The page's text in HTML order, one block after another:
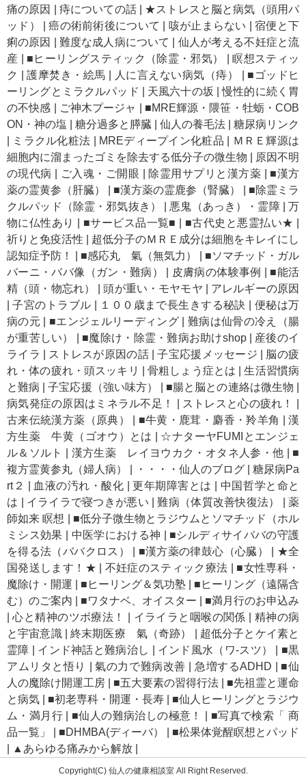
痛の原因
痔についての話| ★ストレスと脳と病気（頭用パ
ッド）
|癌の術前術後について 咳が止まらない |宿便と下
痢の原因
難度な成人病について
仙人が考える不妊症と流
産
■ヒーリングスティック（除霊・邪気） |瞑想スティッ
ク
|護摩焚き・絵馬 人に言えない病気（痔）
■ゴッドヒ
ーリングとミラクルパッド
天風六十の坂 |慢性的に続く胃
の不快感
ご神木プージャ
■MRE輝源・隈笹・牡蛎・COB
ON・神の塩
糖分過多と膵臓 仙人の養毛法
糖尿病リンク
ミラクル化粧法 MREディープイン化粧品
ＭＲＥ輝源は
細胞内に溜まったゴミを除去する低分子の微生物
原因不明
の現代病
ご入魂・ご開眼 除霊用サプリと漢方薬
■漢方
薬の霊黄参（肝臓）
■漢方薬の霊鹿参（腎臓）
■除霊ミラ
クルパッド（除霊・邪気抜き）
悪鬼（あっき）・霊障|万
物に仏性あり
■サービス品一覧■ ■古代史と悪霊払い★
祈りと免疫活性
超低分子のＭＲＥ成分は細胞をキレイにし
認知症予防！
■感応丸 氣（無気力）
■ソマチッド・ガル
バーニ・ババ像（ガン・難病）
皮膚病の体験事例
■能活
精（頭・物忘れ）
|頭が重い・モヤモヤ
アレルギーの原因
|子宮のトラブル １００歳まで長生きする秘訣
便秘は万
病の元
■エンジェルリーディング
難病は仙骨の冷え（腸
が重苦しい）
■魔除け・除霊・難病お助けshop| 産後のイ
ライラ
ストレスが原因の話|子宝応援メッセージ
脳の疲
れ・体の疲れ・頭スッキリ
|骨粗しょう症とは |生活習慣病
と難病 |子宝応援（強い味方） ■腸と脳との連絡は微生物
病気発症の原因はミネラル不足！
ストレスと心の疲れ！
古来伝統漢方薬（原典）
■牛黄・鹿茸・麝香・羚羊角 |漢
方生薬 牛黄（ゴオウ）とは
☆ナターヤFUMIとエンジェ
ル＆ソルト
漢方生薬 レイヨウカク・オタネ人参・他
■
複方霊黄参丸（婦人病）
・・・・仙人のブログ
糖尿病Pa
rt２
血液の汚れ・酸化 |更年期障害とは
中国哲学と命と
は
イライラで寝つきが悪い |難病（体質改善快復法） |薬
師如来 瞑想
■低分子微生物とラジウムとソマチッド（ホル
ミシス効果
中医学における神
■シルディサイババの守護
を得る法（ババクロス）
■漢方薬の律鼓心（心臓）
★全
国発送します！★
不妊症のスティック療法
■女性専科・
魔除け・開運
■ヒーリング＆気功塾
■ヒーリング（遠隔含
む）のご案内
■ワタナベ、オイスター
■満月行のお申込み
|心と精神のツボ療法！ イライラと咽喉の関係
精神の病
と宇宙意識|終末期医療 氣（奇跡）
超低分子とケイ素と
霊障
インド神話と難病治し インド風水（ワ-スツ）
■黒
アムリタと悟り
|氣の力で難病改善 急増するADHD
■仙
人の魔除け開運工房
■五大要素の習得行法
■先祖霊と運命
と病気
■初老専科・開運・長寿
■仙人ヒーリングとラジウ
ム・満月行
■仙人の難病治しの極意！
■写真で検索「 商
品一覧」
■DHMBA(ディーバ）
■松果体覚醒瞑想とパッド
▲あらゆる痛みから解放
Copyright(C) 仙人の健康相談室 All Right Reserved.